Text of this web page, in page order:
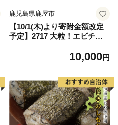
鹿児島県鹿屋市
【10/1(木)より寄附金額改定
予定】2717 大粒！エビチリ4
さあり×2袋・辛さなし×2袋）
10,000円